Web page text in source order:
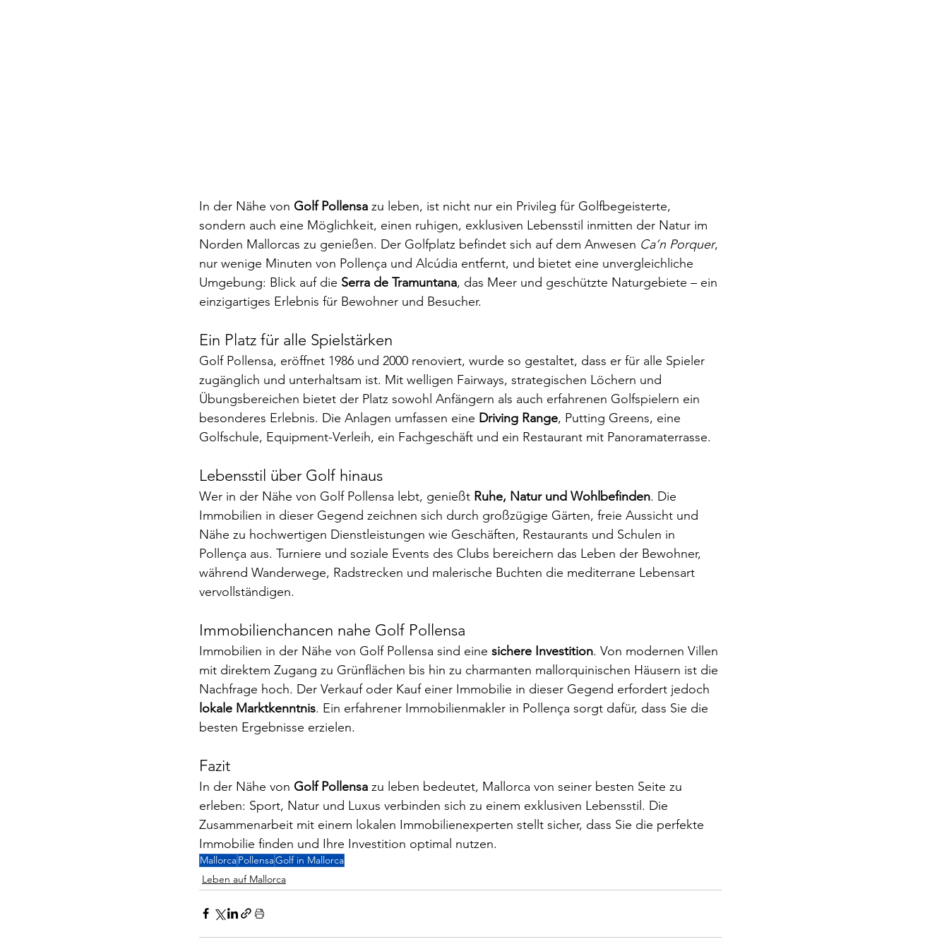
In der Nähe von Golf Pollensa zu leben, ist nicht nur ein Privileg für Golfbegeisterte,
sondern auch eine Möglichkeit, einen ruhigen, exklusiven Lebensstil inmitten der Natur im
Norden Mallorcas zu genießen. Der Golfplatz befindet sich auf dem Anwesen Ca’n Porquer,
nur wenige Minuten von Pollença und Alcúdia entfernt, und bietet eine unvergleichliche
Umgebung: Blick auf die Serra de Tramuntana, das Meer und geschützte Naturgebiete – ein
einzigartiges Erlebnis für Bewohner und Besucher.
Ein Platz für alle Spielstärken
Golf Pollensa, eröffnet 1986 und 2000 renoviert, wurde so gestaltet, dass er für alle Spieler
zugänglich und unterhaltsam ist. Mit welligen Fairways, strategischen Löchern und
Übungsbereichen bietet der Platz sowohl Anfängern als auch erfahrenen Golfspielern ein
besonderes Erlebnis. Die Anlagen umfassen eine Driving Range, Putting Greens, eine
Golfschule, Equipment-Verleih, ein Fachgeschäft und ein Restaurant mit Panoramaterrasse.
Lebensstil über Golf hinaus
Wer in der Nähe von Golf Pollensa lebt, genießt Ruhe, Natur und Wohlbefinden. Die
Immobilien in dieser Gegend zeichnen sich durch großzügige Gärten, freie Aussicht und
Nähe zu hochwertigen Dienstleistungen wie Geschäften, Restaurants und Schulen in
Pollença aus. Turniere und soziale Events des Clubs bereichern das Leben der Bewohner,
während Wanderwege, Radstrecken und malerische Buchten die mediterrane Lebensart
vervollständigen.
Immobilienchancen nahe Golf Pollensa
Immobilien in der Nähe von Golf Pollensa sind eine sichere Investition. Von modernen Villen
mit direktem Zugang zu Grünflächen bis hin zu charmanten mallorquinischen Häusern ist die
Nachfrage hoch. Der Verkauf oder Kauf einer Immobilie in dieser Gegend erfordert jedoch
lokale Marktkenntnis. Ein erfahrener Immobilienmakler in Pollença sorgt dafür, dass Sie die
besten Ergebnisse erzielen.
Fazit
In der Nähe von Golf Pollensa zu leben bedeutet, Mallorca von seiner besten Seite zu
erleben: Sport, Natur und Luxus verbinden sich zu einem exklusiven Lebensstil. Die
Zusammenarbeit mit einem lokalen Immobilienexperten stellt sicher, dass Sie die perfekte
Immobilie finden und Ihre Investition optimal nutzen.
MallorcaPollensaGolf in Mallorca
Leben auf Mallorca